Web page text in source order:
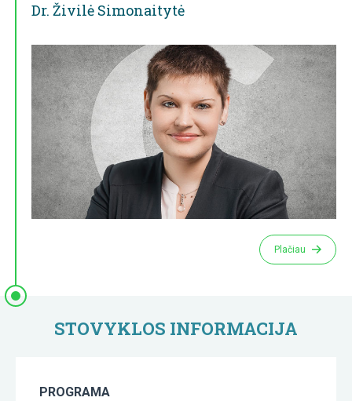
Dr. Živilė Simonaitytė
Plačiau
STOVYKLOS INFORMACIJA
PROGRAMA